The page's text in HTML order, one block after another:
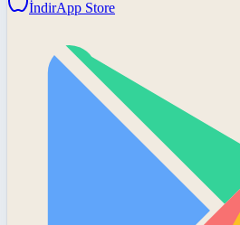
İndirApp Store